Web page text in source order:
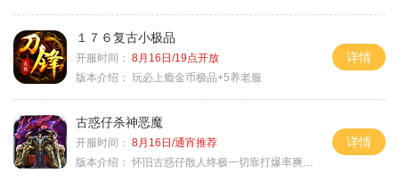
１７６复古小极品
开服时间： 8月16日/19点开放
版本介绍： 玩必上瘾金币极品+5养老服
详情
古惑仔杀神恶魔
开服时间： 8月16日/通宵推荐
版本介绍： 怀旧古惑仔散人终极一切靠打爆率爽翻天
详情